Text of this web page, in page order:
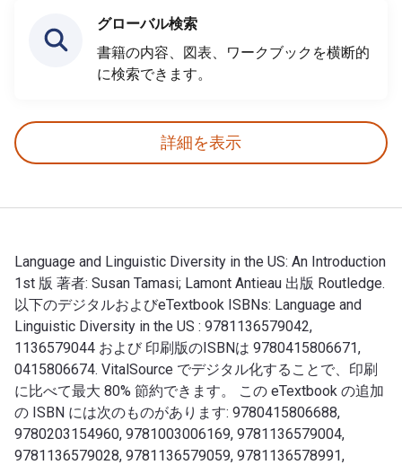
グローバル検索
書籍の内容、図表、ワークブックを横断的
に検索できます。
詳細を表示
Language and Linguistic Diversity in the US: An Introduction
1st 版 著者: Susan Tamasi; Lamont Antieau 出版 Routledge.
以下のデジタルおよびeTextbook ISBNs: Language and
Linguistic Diversity in the US : 9781136579042,
1136579044 および 印刷版のISBNは 9780415806671,
0415806674. VitalSource でデジタル化することで、印刷
に比べて最大 80% 節約できます。 この eTextbook の追加
の ISBN には次のものがあります: 9780415806688,
9780203154960, 9781003006169, 9781136579004,
9781136579028, 9781136579059, 9781136578991,